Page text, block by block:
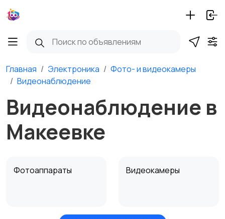
Главная Электроника
Фото- и видеокамеры
Видеонаблюдение
Видеонаблюдение в
Макеевке
Фотоаппараты Видеокамеры